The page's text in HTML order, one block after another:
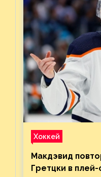
Хоккей
Макдэвид
Гретцки в